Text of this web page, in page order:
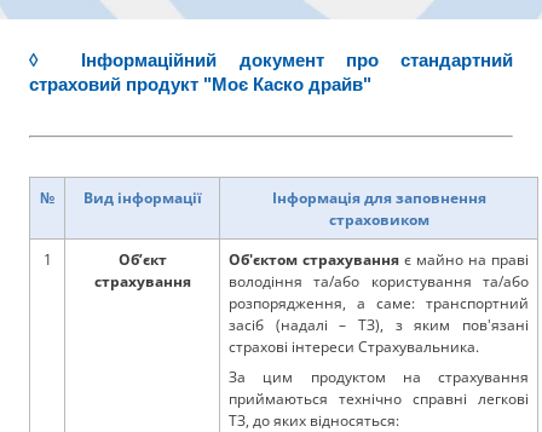
◊ Інформаційний документ про стандартний
страховий продукт "Моє Каско драйв"
№ Вид інформації
Інформація для заповнення
страховиком
1
Об’єкт
страхування
Об'єктом страхування є майно на праві
володіння та/або користування та/або
розпорядження, а саме: транспортний
засіб (надалі – ТЗ), з яким пов'язані
страхові інтереси Страхувальника.
За цим продуктом на страхування
приймаються технічно справні легкові
ТЗ, до яких відносяться: